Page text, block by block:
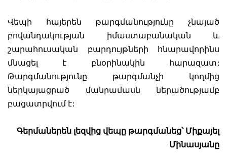
Վեպի հայերեն թարգմանությունը չնայած
բովանդակության իմաստաբանական և
շարահուսական բարդույթների հնարավորինս
մնացել է բնօրինակին հարազատ:
Թարգմանությունը թարգմանչի կողմից
ներկայացրած մանրամասն ներածությամբ
բացատրվում է:
Գերմաներեն լեզվից վեպը թարգմանեց՝ Միքայել
Մինասյանը